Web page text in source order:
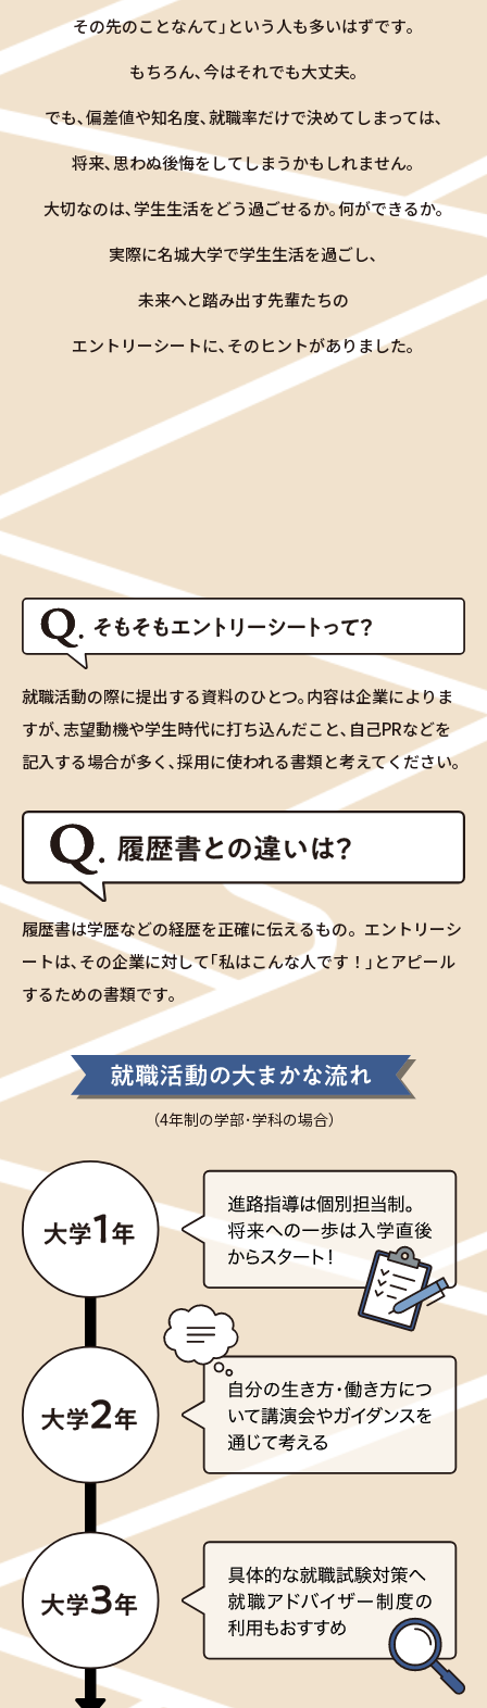
その先のことなんて｣という人も多いはずです｡
もちろん､今はそれでも大丈夫｡
でも､偏差値や知名度､就職率だけで決めてしまっては､
将来､思わぬ後悔をしてしまうかもしれません｡
大切なのは､学生生活をどう過ごせるか｡何ができるか｡
実際に名城大学で学生生活を過ごし､
未来へと踏み出す先輩たちの
エントリーシートに､そのヒントがありました｡
就職活動の際に提出する資料のひとつ｡内容は企業によりま
すが､志望動機や学生時代に打ち込んだこと､自己PRなどを
記入する場合が多く､採用に使われる書類と考えてください｡
履歴書は学歴などの経歴を正確に伝えるもの。エントリーシ
ートは､その企業に対して｢私はこんな人です！｣とアピール
するための書類です｡
（4年制の学部･学科の場合）